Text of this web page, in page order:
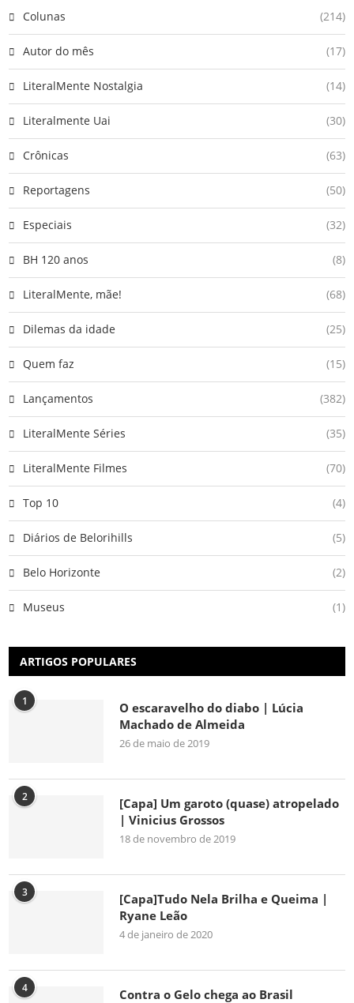
Colunas (214)
Autor do mês (17)
LiteralMente Nostalgia (14)
Literalmente Uai (30)
Crônicas (63)
Reportagens (50)
Especiais (32)
BH 120 anos (8)
LiteralMente, mãe! (68)
Dilemas da idade (25)
Quem faz (15)
Lançamentos (382)
LiteralMente Séries (35)
LiteralMente Filmes (70)
Top 10 (4)
Diários de Belorihills (5)
Belo Horizonte (2)
Museus (1)
ARTIGOS POPULARES
1
O escaravelho do diabo | Lúcia
Machado de Almeida
26 de maio de 2019
2
[Capa] Um garoto (quase) atropelado
| Vinicius Grossos
18 de novembro de 2019
3
[Capa]Tudo Nela Brilha e Queima |
Ryane Leão
4 de janeiro de 2020
4 Contra o Gelo chega ao Brasil